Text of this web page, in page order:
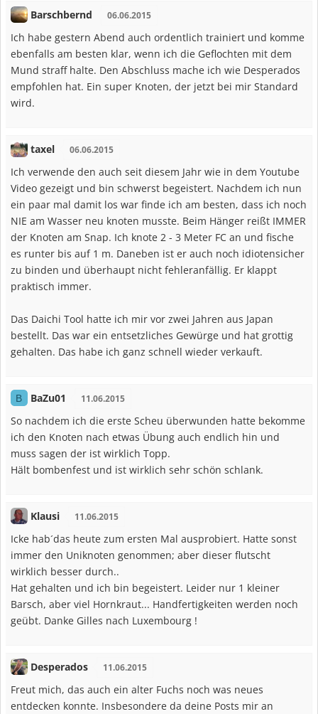
Barschbernd 06.06.2015
Ich habe gestern Abend auch ordentlich trainiert und komme
ebenfalls am besten klar, wenn ich die Geflochten mit dem
Mund straff halte. Den Abschluss mache ich wie Desperados
empfohlen hat. Ein super Knoten, der jetzt bei mir Standard
wird.
taxel 06.06.2015
Ich verwende den auch seit diesem Jahr wie in dem Youtube
Video gezeigt und bin schwerst begeistert. Nachdem ich nun
ein paar mal damit los war finde ich am besten, dass ich noch
NIE am Wasser neu knoten musste. Beim Hänger reißt IMMER
der Knoten am Snap. Ich knote 2 - 3 Meter FC an und fische
es runter bis auf 1 m. Daneben ist er auch noch idiotensicher
zu binden und überhaupt nicht fehleranfällig. Er klappt
praktisch immer.
Das Daichi Tool hatte ich mir vor zwei Jahren aus Japan
bestellt. Das war ein entsetzliches Gewürge und hat grottig
gehalten. Das habe ich ganz schnell wieder verkauft.
B BaZu01 11.06.2015
So nachdem ich die erste Scheu überwunden hatte bekomme
ich den Knoten nach etwas Übung auch endlich hin und
muss sagen der ist wirklich Topp.
Hält bombenfest und ist wirklich sehr schön schlank.
Klausi 11.06.2015
Icke hab´das heute zum ersten Mal ausprobiert. Hatte sonst
immer den Uniknoten genommen; aber dieser flutscht
wirklich besser durch..
Hat gehalten und ich bin begeistert. Leider nur 1 kleiner
Barsch, aber viel Hornkraut... Handfertigkeiten werden noch
geübt. Danke Gilles nach Luxembourg !
Desperados 11.06.2015
Freut mich, das auch ein alter Fuchs noch was neues
entdecken konnte. Insbesondere da deine Posts mir an